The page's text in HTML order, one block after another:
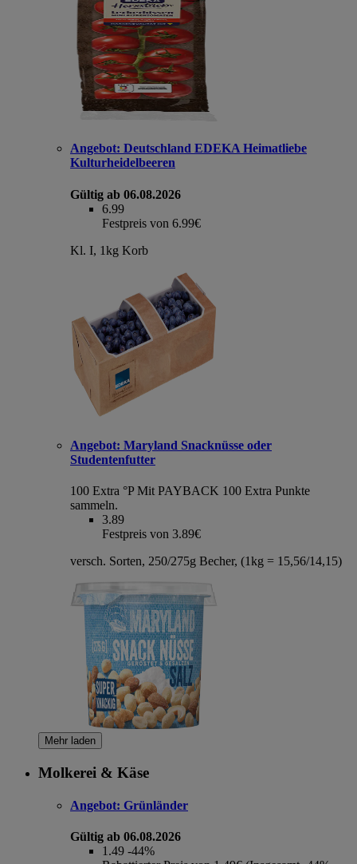
Angebot: Deutschland EDEKA Heimatliebe
Kulturheidelbeeren
Gültig ab 06.08.2026
6.99
Festpreis von 6.99€
Kl. I, 1kg Korb
Angebot: Maryland Snacknüsse oder
Studentenfutter
100 Extra °P Mit PAYBACK 100 Extra Punkte
sammeln.
3.89
Festpreis von 3.89€
versch. Sorten, 250/275g Becher, (1kg = 15,56/14,15)
Mehr laden
Molkerei & Käse
Angebot: Grünländer
Gültig ab 06.08.2026
1.49 -44%